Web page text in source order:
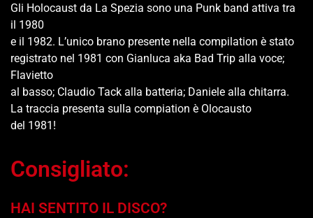
Gli Holocaust da La Spezia sono una Punk band attiva tra
il 1980
e il 1982. L’unico brano presente nella compilation è stato
registrato nel 1981 con Gianluca aka Bad Trip alla voce;
Flavietto
al basso; Claudio Tack alla batteria; Daniele alla chitarra.
La traccia presenta sulla compiation è Olocausto
del 1981!
Consigliato:
HAI SENTITO IL DISCO?